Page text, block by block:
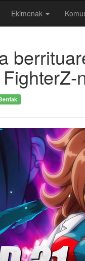
Ekimenak